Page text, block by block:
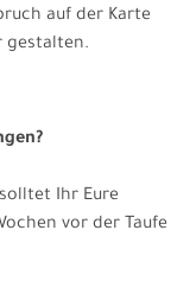
auf der Karte
gestalten.
Ihr Eure
vor der Taufe